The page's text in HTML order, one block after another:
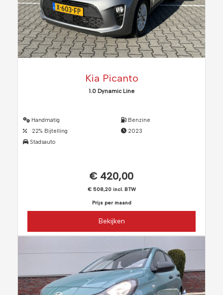
Kia Picanto
1.0 Dynamic Line
Handmatig
22% Bijtelling
Stadsauto
Benzine
2023
€ 420,00
€ 508,20 incl. BTW
Prijs per maand
Bekijken